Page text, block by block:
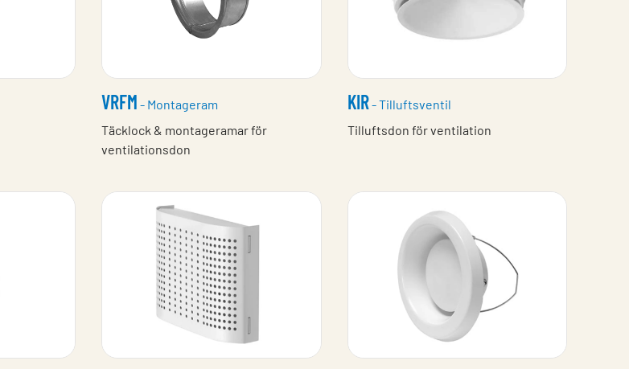
VRFM - Montageram
Täcklock & montageramar för
ventilationsdon
KIR- Tilluftsventil
Tilluftsdon för ventilation